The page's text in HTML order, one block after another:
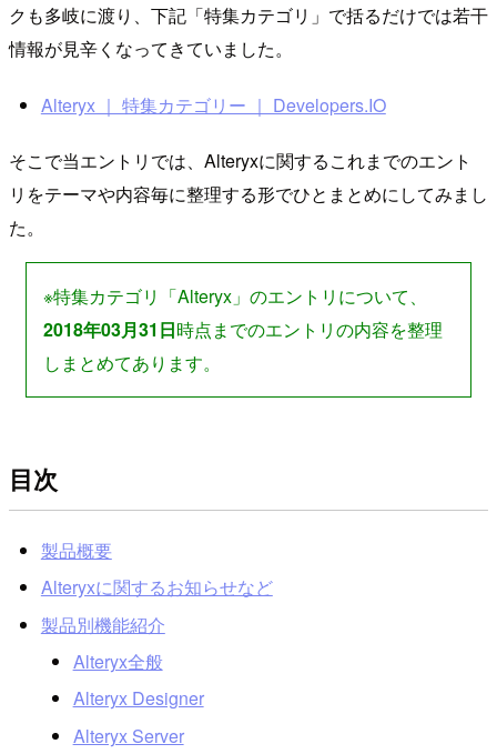
クも多岐に渡り、下記「特集カテゴリ」で括るだけでは若干
情報が見辛くなってきていました。
Alteryx ｜ 特集カテゴリー ｜ Developers.IO
そこで当エントリでは、Alteryxに関するこれまでのエント
リをテーマや内容毎に整理する形でひとまとめにしてみまし
た。
※特集カテゴリ「Alteryx」のエントリについて、
2018年03月31日時点までのエントリの内容を整理
しまとめてあります。
目次
製品概要
Alteryxに関するお知らせなど
製品別機能紹介
Alteryx全般
Alteryx Designer
Alteryx Server